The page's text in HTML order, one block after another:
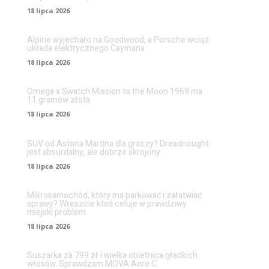
18 lipca 2026
Alpine wyjechało na Goodwood, a Porsche wciąż
układa elektrycznego Caymana
18 lipca 2026
Omega x Swatch Mission to the Moon 1969 ma
11 gramów złota
18 lipca 2026
SUV od Astona Martina dla graczy? Dreadnought
jest absurdalny, ale dobrze skrojony
18 lipca 2026
Mikrosamochód, który ma parkować i załatwiać
sprawy? Wreszcie ktoś celuje w prawdziwy
miejski problem
18 lipca 2026
Suszarka za 799 zł i wielka obietnica gładkich
włosów. Sprawdzam MOVA Aero C